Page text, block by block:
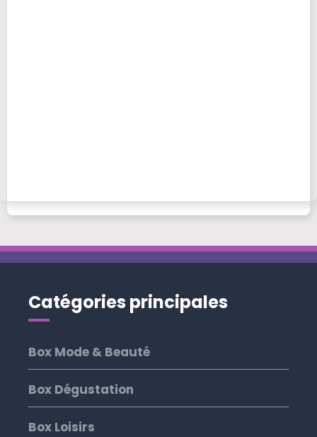
Catégories principales
Box Mode & Beauté
Box Dégustation
Box Loisirs